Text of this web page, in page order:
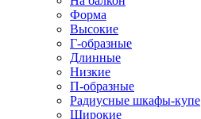
Форма
Высокие
Г-образные
Длинные
Низкие
П-образные
Радиусные шкафы-купе
Широкие